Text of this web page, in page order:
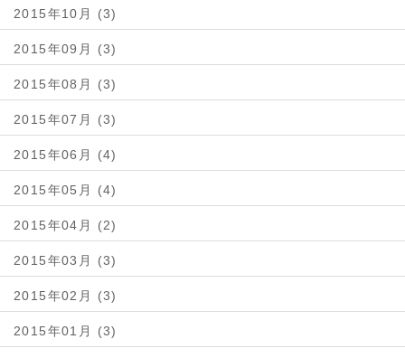
2015年10月 (3)
2015年09月 (3)
2015年08月 (3)
2015年07月 (3)
2015年06月 (4)
2015年05月 (4)
2015年04月 (2)
2015年03月 (3)
2015年02月 (3)
2015年01月 (3)